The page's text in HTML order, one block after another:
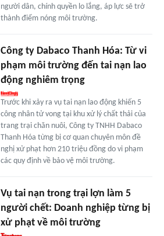
người dân, chính quyền lo lắng, áp lực sẽ trở
thành điểm nóng môi trường.
Công ty Dabaco Thanh Hóa: Từ vi
phạm môi trường đến tai nạn lao
động nghiêm trọng
Trước khi xảy ra vụ tai nạn lao động khiến 5
công nhân tử vong tại khu xử lý chất thải của
trang trại chăn nuôi, Công ty TNHH Dabaco
Thanh Hóa từng bị cơ quan chuyên môn đề
nghị xử phạt hơn 210 triệu đồng do vi phạm
các quy định về bảo vệ môi trường.
Vụ tai nạn trong trại lợn làm 5
người chết: Doanh nghiệp từng bị
xử phạt về môi trường